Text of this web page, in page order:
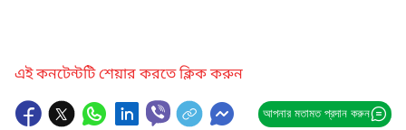
এই কনটেন্টটি শেয়ার করতে ক্লিক করুন
আপনার মতামত প্রদান করুন